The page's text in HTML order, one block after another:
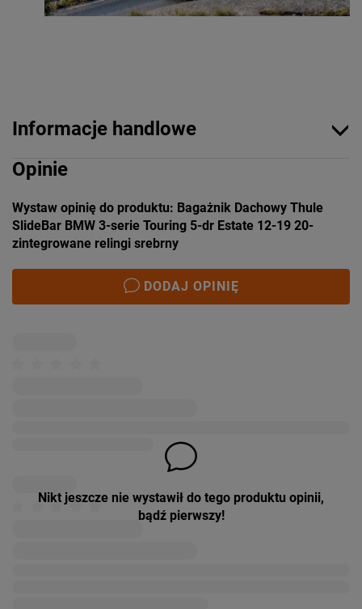
Informacje handlowe
Opinie
Wystaw opinię do produktu: Bagażnik Dachowy Thule
SlideBar BMW 3-serie Touring 5-dr Estate 12-19 20-
zintegrowane relingi srebrny
DODAJ OPINIĘ
Nikt jeszcze nie wystawił do tego produktu opinii,
bądź pierwszy!